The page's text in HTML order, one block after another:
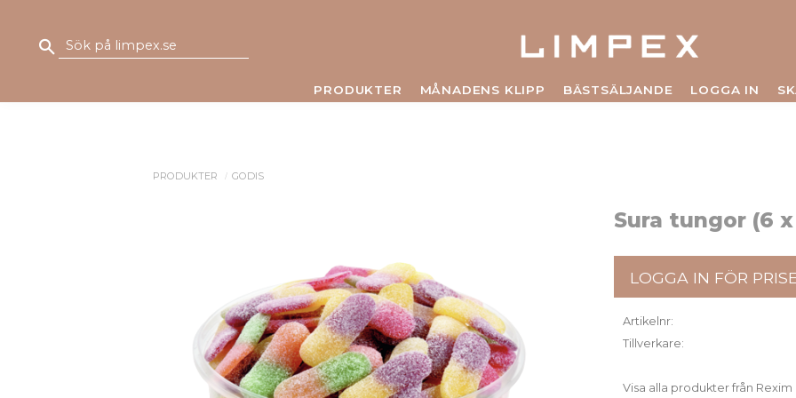
PRODUKTER MÅNADENS KLIPP BÄSTSÄLJANDE LOGGA IN
PRODUKTER GODIS
Sura tungor (6 x
LOGGA IN FÖR
Artikelnr
Tillverkare
Visa alla produkter från